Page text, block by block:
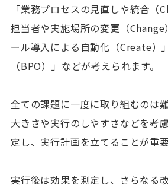
「業務プロセスの見直しや統合（
担当者や実施場所の変更（Change
ール導入による自動化（Create）
（BPO）」などが考えられます。
全ての課題に一度に取り組むのは
大きさや実行のしやすさなどを考
定し、実行計画を立てることが重要
実行後は効果を測定し、さらなる